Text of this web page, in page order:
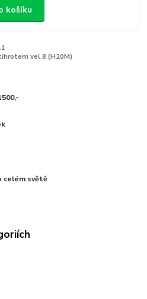
košíku
vel.8 (H20M)
celém světě